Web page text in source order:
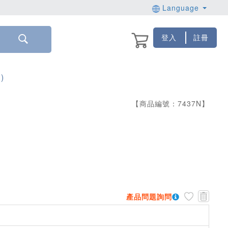
Language
登入 註冊
【商品編號： 7437N 】
產品問題詢問